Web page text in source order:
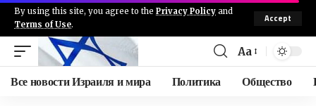
By using this site, you agree to the Privacy Policy and
Terms of Use.
Accept
Aa
Все новости Израиля и мира Политика Общество